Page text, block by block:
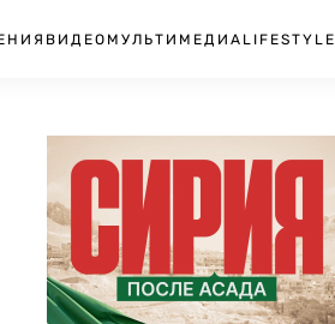
ВИДЕО МУЛЬТИМЕДИА LIFESTYLE